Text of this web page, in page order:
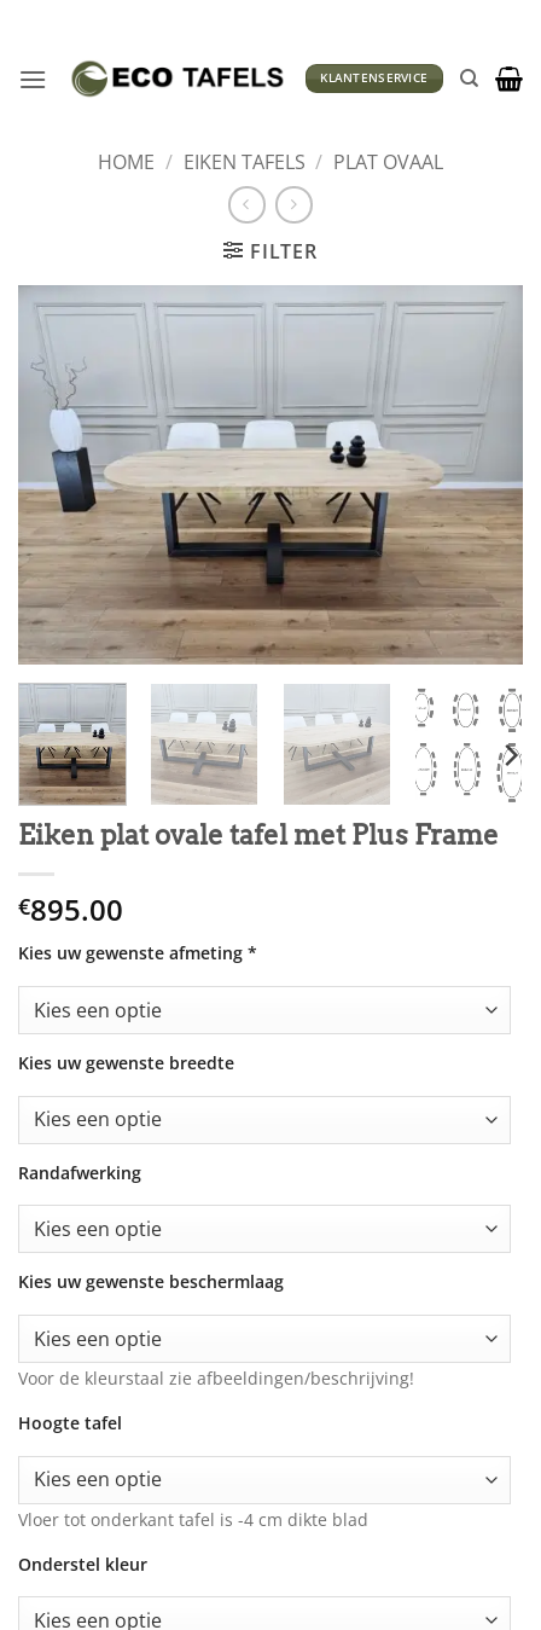
inhoud
KLANTENSERVICE
HOME / EIKEN TAFELS / PLAT OVAAL
FILTER
Eiken plat ovale tafel met Plus Frame
€895.00
Kies uw gewenste afmeting *
Kies uw gewenste breedte
Randafwerking
Kies uw gewenste beschermlaag
Voor de kleurstaal zie afbeeldingen/beschrijving!
Hoogte tafel
Vloer tot onderkant tafel is -4 cm dikte blad
Onderstel kleur